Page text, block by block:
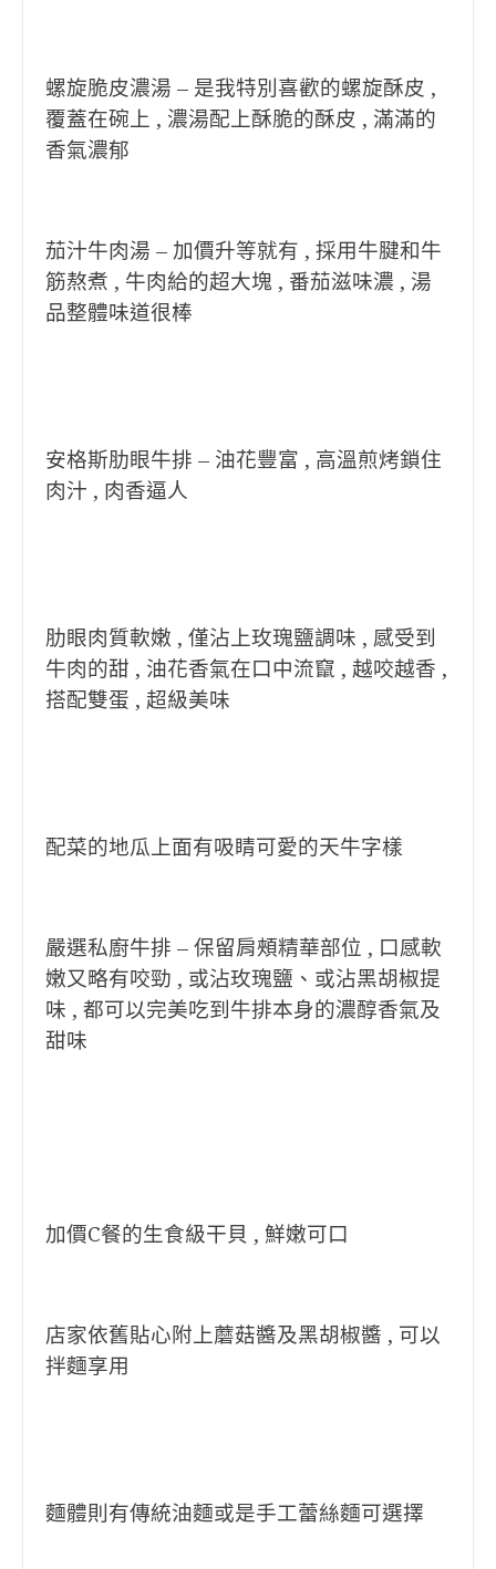
螺旋脆皮濃湯 – 是我特別喜歡的螺旋酥皮 ,
覆蓋在碗上 , 濃湯配上酥脆的酥皮 , 滿滿的
香氣濃郁
茄汁牛肉湯 – 加價升等就有 , 採用牛腱和牛
筋熬煮 , 牛肉給的超大塊 , 番茄滋味濃 , 湯
品整體味道很棒
安格斯肋眼牛排 – 油花豐富 , 高溫煎烤鎖住
肉汁 , 肉香逼人
肋眼肉質軟嫩 , 僅沾上玫瑰鹽調味 , 感受到
牛肉的甜 , 油花香氣在口中流竄 , 越咬越香 ,
搭配雙蛋 , 超級美味
配菜的地瓜上面有吸睛可愛的天牛字樣
嚴選私廚牛排 – 保留肩頰精華部位 , 口感軟
嫩又略有咬勁 , 或沾玫瑰鹽、或沾黑胡椒提
味 , 都可以完美吃到牛排本身的濃醇香氣及
甜味
加價C餐的生食級干貝 , 鮮嫩可口
店家依舊貼心附上蘑菇醬及黑胡椒醬 , 可以
拌麵享用
麵體則有傳統油麵或是手工蕾絲麵可選擇